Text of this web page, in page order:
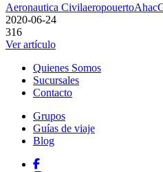
Aeronautica CivilaeropouertoAhac
2020-06-24
316
Ver artículo
Quienes Somos
Sucursales
Contacto
Grupos
Guías de viaje
Blog